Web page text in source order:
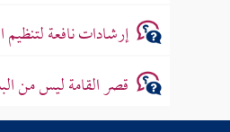
إرشادات نافعة
قصر القامة ليس من